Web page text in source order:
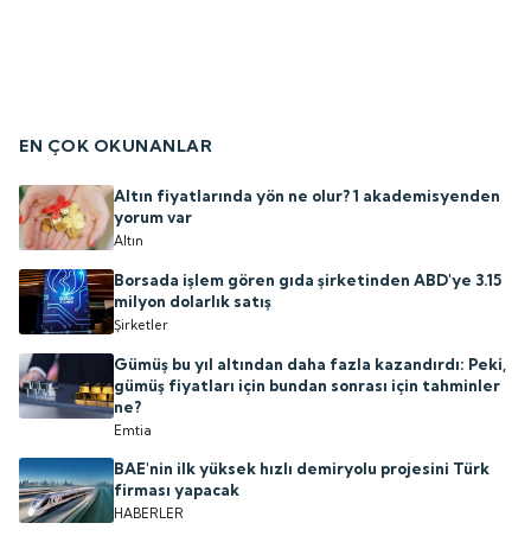
EN ÇOK OKUNANLAR
Altın fiyatlarında yön ne olur? 1 akademisyenden
yorum var
Altın
Borsada işlem gören gıda şirketinden ABD'ye 3.15
milyon dolarlık satış
Şirketler
Gümüş bu yıl altından daha fazla kazandırdı: Peki,
gümüş fiyatları için bundan sonrası için tahminler
ne?
Emtia
BAE'nin ilk yüksek hızlı demiryolu projesini Türk
firması yapacak
HABERLER